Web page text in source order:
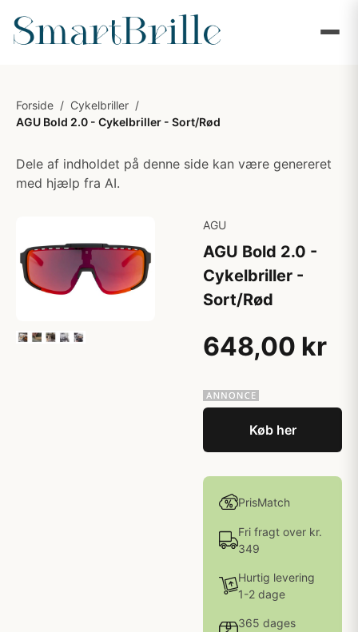
Forside / Cykelbriller /
AGU Bold 2.0 - Cykelbriller - Sort/Rød
Dele af indholdet på denne side kan være genereret
med hjælp fra AI.
AGU
AGU Bold 2.0 -
Cykelbriller -
Sort/Rød
648,00 kr
Køb her
PrisMatch
Fri fragt over kr.
349
Hurtig levering
1-2 dage
365 dages